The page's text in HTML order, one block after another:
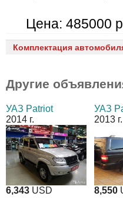
Цена: 485000
Комплектация
Другие
УАЗ Patriot
2014 г.
6,343 USD
УАЗ
2013 г.
8,550